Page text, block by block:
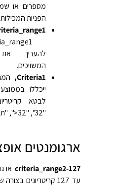
מספרים או
הפניות
…‎‏
להעריך את
המשויכים.
Criteria1‏,
ייכללו
"32", "‎>32", "תפוחים" או B4.
ארגומנטים
127-criteria_range2‏
עד 127 קריטריונים